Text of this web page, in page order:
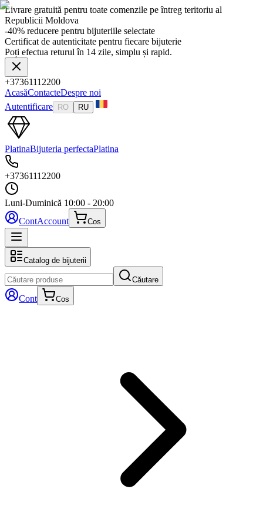
Livrare gratuită pentru toate comenzile pe întreg teritoriu al
Republicii Moldova
-40% reducere pentru bijuteriile selectate
Certificat de autenticitate pentru fiecare bijuterie
Poți efectua returul în 14 zile, simplu și rapid.
+37361112200
AcasăContacteDespre noi
Autentificare
RO RU
PlatinaBijuteria perfectaPlatina
+37361112200
Luni-Duminică 10:00 - 20:00
ContAccount Cos
Catalog de bijuterii
Căutare
Cont Cos